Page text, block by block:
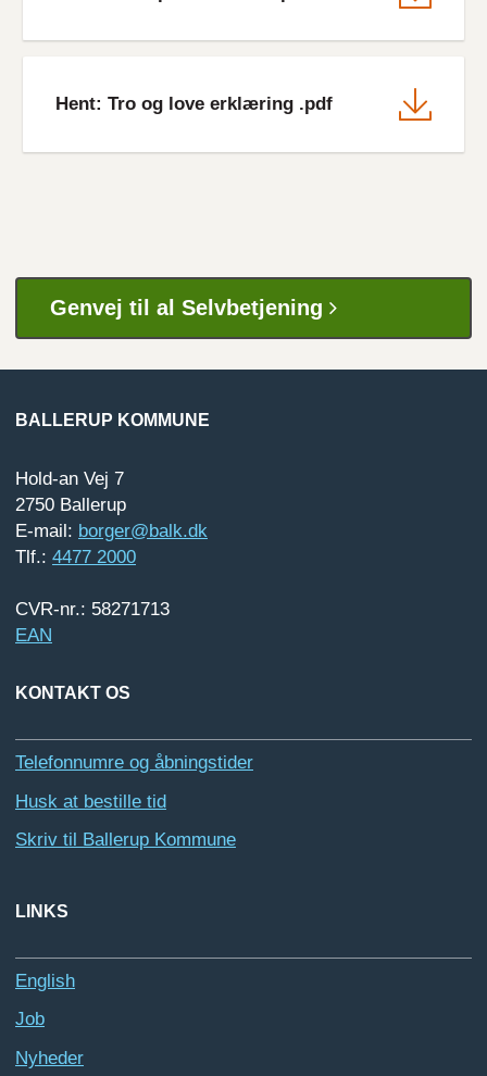
Hent: Tro og love erklæring .pdf
Genvej til al Selvbetjening
BALLERUP KOMMUNE
Hold-an Vej 7
2750 Ballerup
E-mail: borger@balk.dk
Tlf.: 4477 2000
CVR-nr.: 58271713
EAN
KONTAKT OS
Telefonnumre og åbningstider
Husk at bestille tid
Skriv til Ballerup Kommune
LINKS
English
Job
Nyheder